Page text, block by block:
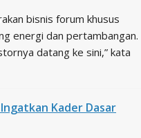
bisnis forum khusus
energi dan pertambangan.
datang ke sini,” kata
Kader Dasar